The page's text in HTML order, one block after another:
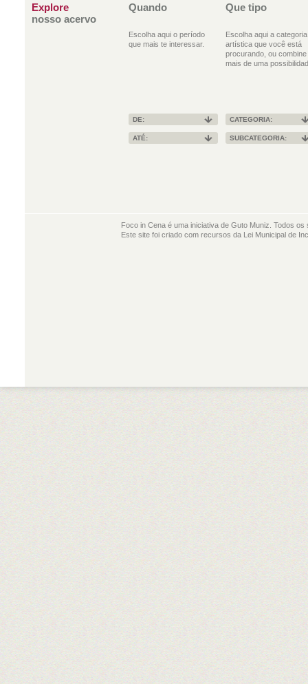
Explore
nosso acervo
Quando
Escolha aqui o período
que mais te interessar.
Que tipo
Escolha aqui a categoria
artística que você está
procurando, ou combine
mais de uma
DE:
ATÉ:
CATEGORIA:
SUBCATEGORIA:
Foco in Cena é uma iniciativa de Guto Muniz. Todos
Este site foi criado com recursos da Lei Municipal de